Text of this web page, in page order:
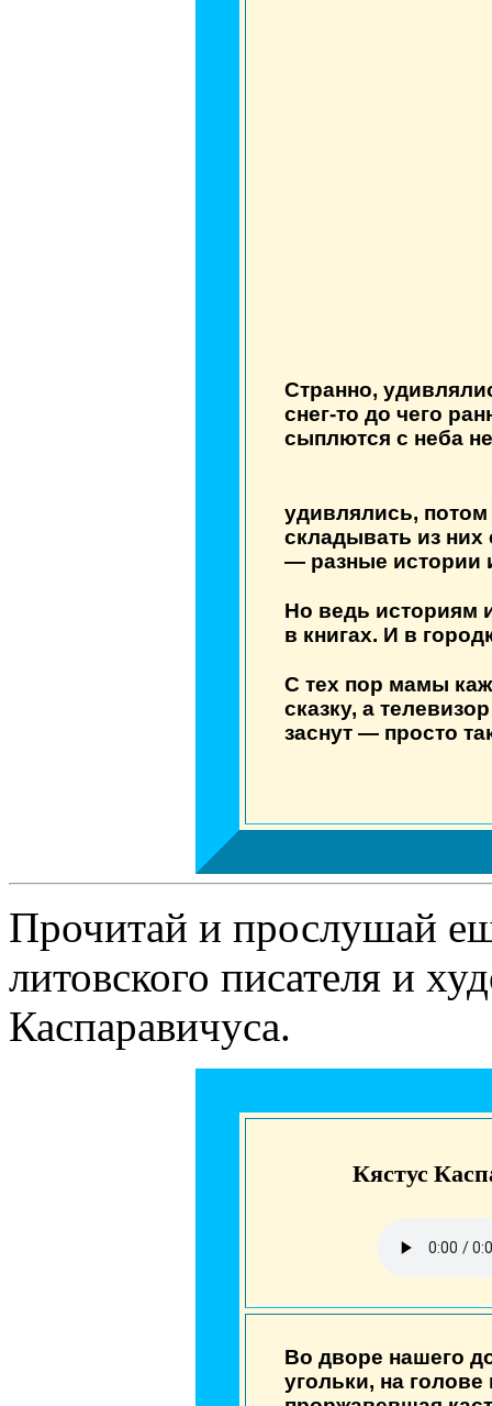
Странно,
снег-то до чего
сыплются с неба
удивлялись,
складывать из них
— разные истории
Но ведь историям
в книгах. И в
С тех пор мамы
сказку, а
заснут — просто
Прочитай и прослушай
литовского писателя и
Каспаравичуса.
Кястус
Во дворе нашего
угольки, на